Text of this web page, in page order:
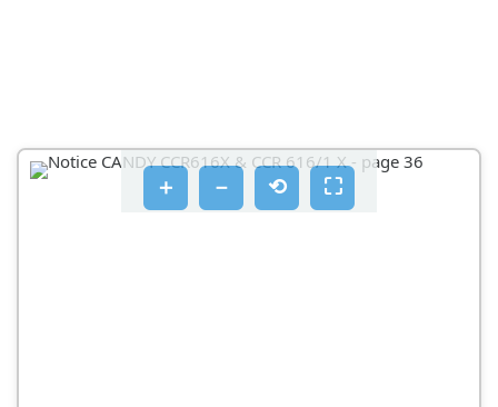
＋ － ⟲ ⛶